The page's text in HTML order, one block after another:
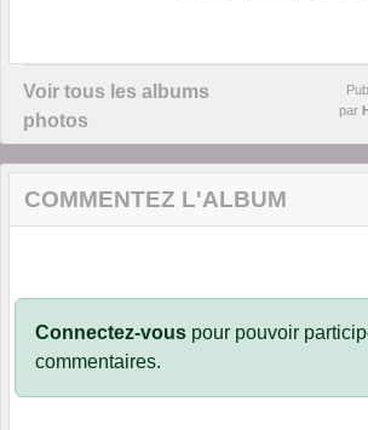
Voir tous les albums
photos
par
COMMENTEZ L'ALBUM
Connectez-vous pour pouvoir
commentaires.